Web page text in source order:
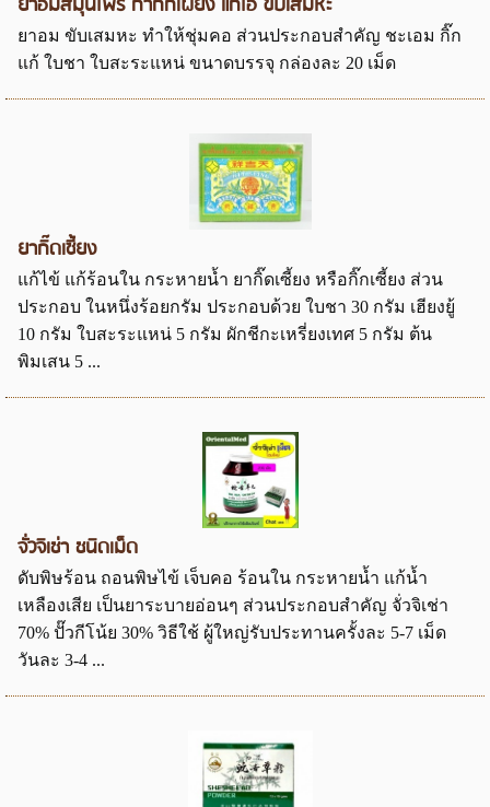
ยาอม ขับเสมหะ ทำให้ชุ่มคอ ส่วนประกอบสำคัญ ชะเอม กิ๊ก
แก้ ใบชา ใบสะระแหน่ ขนาดบรรจุ กล่องละ 20 เม็ด
ยากิ๊ดเซี้ยง
แก้ไข้ แก้ร้อนใน กระหายน้ำ ยากิ๊ดเซี้ยง หรือกิ๊กเซี้ยง ส่วน
ประกอบ ในหนึ่งร้อยกรัม ประกอบด้วย ใบชา 30 กรัม เฮียงยู้
10 กรัม ใบสะระแหน่ 5 กรัม ผักชีกะเหรี่ยงเทศ 5 กรัม ต้น
พิมเสน 5 ...
จั่วจิเช่า ชนิดเม็ด
ดับพิษร้อน ถอนพิษไข้ เจ็บคอ ร้อนใน กระหายน้ำ แก้น้ำ
เหลืองเสีย เป็นยาระบายอ่อนๆ ส่วนประกอบสำคัญ จั่วจิเช่า
70% ปั๊วกีโน้ย 30% วิธีใช้ ผู้ใหญ่รับประทานครั้งละ 5-7 เม็ด
วันละ 3-4 ...